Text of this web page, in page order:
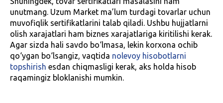
unutmang. Uzum Market ma’lum turdagi tovarlar uchun
muvofiqlik sertifikatlarini talab qiladi. Ushbu hujjatlarni
olish xarajatlari ham biznes xarajatlariga kiritilishi kerak.
Agar sizda hali savdo bo‘lmasa, lekin korxona ochib
qo‘ygan bo‘lsangiz, vaqtida nolevoy hisobotlarni
topshirish esdan chiqmasligi kerak, aks holda hisob
raqamingiz bloklanishi mumkin.